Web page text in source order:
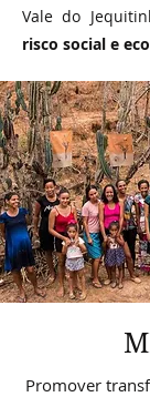
Vale do
risco social e
Promover